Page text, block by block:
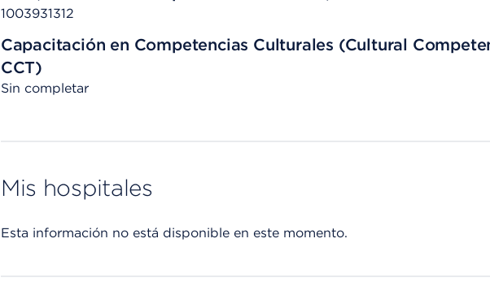
1003931312
Capacitación en Competencias Culturales (Cultural
CCT)
Sin completar
Mis hospitales
Esta información no está disponible en este momento.